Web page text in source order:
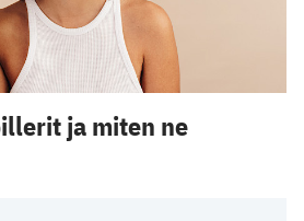
ja miten ne